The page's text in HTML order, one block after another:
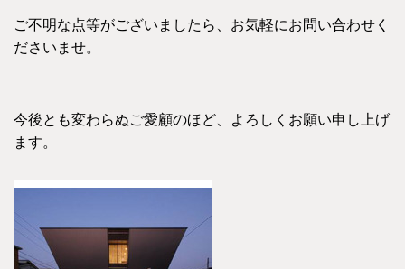
ご不明な点等がございましたら、お気軽にお問い合わせく
ださいませ。
今後とも変わらぬご愛顧のほど、よろしくお願い申し上げ
ます。